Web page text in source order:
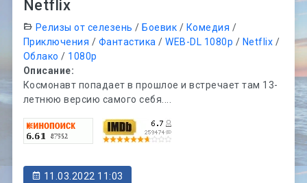
Netflix
Релизы от селезень / Боевик / Комедия /
Приключения / Фантастика /WEB-DL 1080p / Netflix /
Облако / 1080p
Описание:
Космонавт попадает в прошлое и встречает там 13-
летнюю версию самого себя....
11.03.2022 11:03